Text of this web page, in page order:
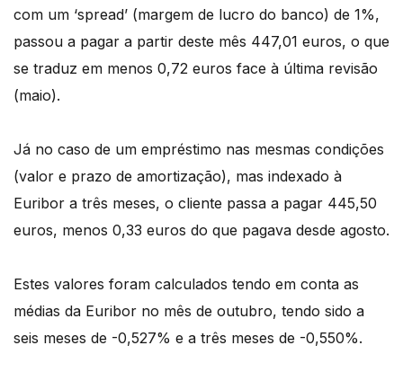
com um ‘spread’ (margem de lucro do banco) de 1%,
passou a pagar a partir deste mês 447,01 euros, o que
se traduz em menos 0,72 euros face à última revisão
(maio).
Já no caso de um empréstimo nas mesmas condições
(valor e prazo de amortização), mas indexado à
Euribor a três meses, o cliente passa a pagar 445,50
euros, menos 0,33 euros do que pagava desde agosto.
Estes valores foram calculados tendo em conta as
médias da Euribor no mês de outubro, tendo sido a
seis meses de -0,527% e a três meses de -0,550%.